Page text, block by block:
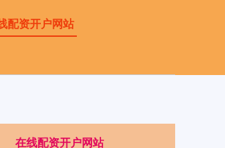
配资开户网站
在线配资开户网站